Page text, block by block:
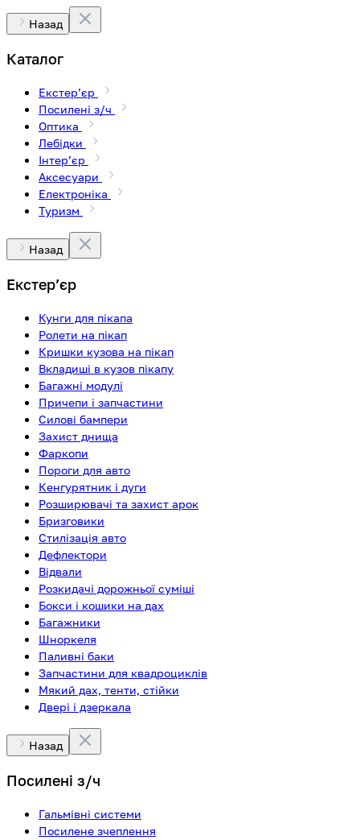
Назад
Каталог
Екстерʼєр
Посилені з/ч
Оптика
Лебідки
Інтерʼєр
Аксесуари
Електроніка
Туризм
Назад
Екстерʼєр
Кунги для пікапа
Ролети на пікап
Кришки кузова на пікап
Вкладиші в кузов пікапу
Багажні модулі
Причепи і запчастини
Силові бампери
Захист днища
Фаркопи
Пороги для авто
Кенгурятник і дуги
Розширювачі та захист арок
Бризговики
Стилізація авто
Дефлектори
Відвали
Розкидачі дорожньої суміші
Бокси і кошики на дах
Багажники
Шноркеля
Паливні баки
Запчастини для квадроциклів
Мякий дах, тенти, стійки
Двері і дзеркала
Назад
Посилені з/ч
Гальмівні системи
Посилене зчеплення